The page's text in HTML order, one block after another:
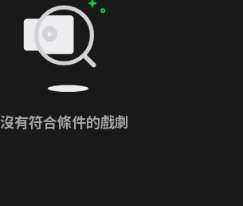
沒有符合條件的戲劇